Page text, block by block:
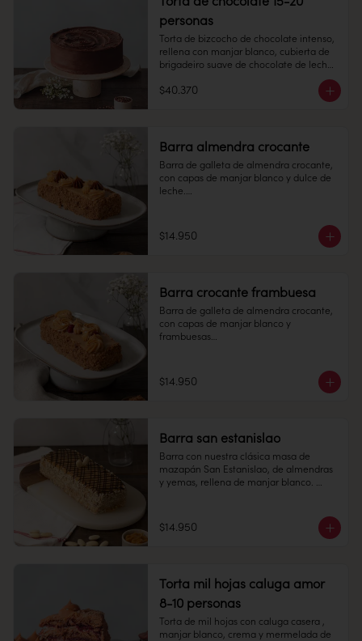
Congelado: Mantener a -18 °C.
Duración: 6 meses. Una vez
descongelado mantener refrigerado.
Duración: 10 días refrigerada.
personas
Torta de bizcocho de chocolate intenso,
rellena con manjar blanco, cubierta de
brigadeiro suave de chocolate de leche.
15-20 personas
Peso: 2.340 gr
Congelado: Mantener a -18 °C.
Duración: 6 meses. Una vez
descongelado mantener refrigerado.
Duración: 10 días refrigerada.
$40.370
Barra almendra crocante
Barra de galleta de almendra crocante,
con capas de manjar blanco y dulce de
leche.
Largo: 20 cm, Ancho: 7 cm
Congelado: Mantener a -18 °C.
Duración: 6 meses. Una vez
descongelado mantener refrigerado.
$14.950
Barra crocante frambuesa
Barra de galleta de almendra crocante,
con capas de manjar blanco y
frambuesas
Largo: 20 cm, Ancho: 7 cm
Congelado: Mantener a -18 °C.
Duración: 6 meses. Una vez
descongelado mantener refrigerado.
$14.950
Barra san estanislao
Barra con nuestra clásica masa de
mazapán San Estanislao, de almendras
y yemas, rellena de manjar blanco.
Peso: 753 gr
$14.950
Torta mil hojas caluga amor
8-10 personas
Torta de mil hojas con caluga casera ,
manjar blanco, crema y mermelada de